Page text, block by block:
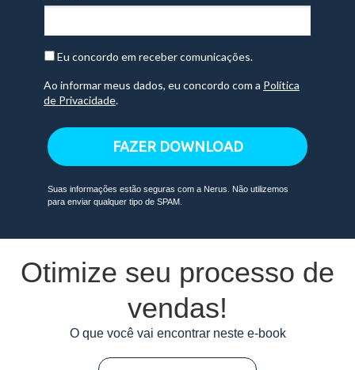
Eu concordo em receber comunicações.
Ao informar meus dados, eu concordo com a Política
de Privacidade.
FAZER DOWNLOAD
Suas informações estão seguras com a Nerus. Não utilizemos
para enviar qualquer tipo de SPAM.
Otimize seu processo de
vendas!
O que você vai encontrar neste e-book